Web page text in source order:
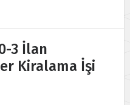
3 İlan
Kiralama İşi